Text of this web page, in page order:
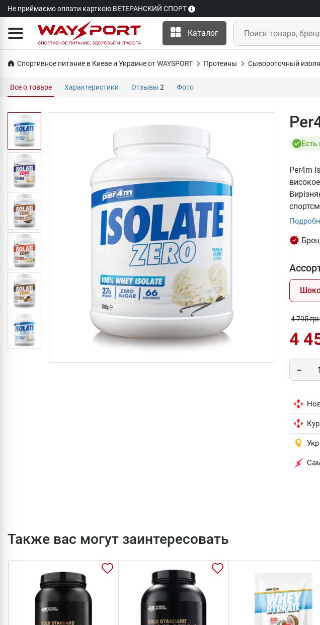
Не приймаємо оплати карткою ВЕТЕРАНСКИЙ СПОРТ
Каталог
Спортивное питание в Киеве и Украине от WAYSPORT Протеины Сывороточный
Все о товаре Характеристики Отзывы 2 Фото
Per4m
4 795
4
Также вас могут заинтересовать